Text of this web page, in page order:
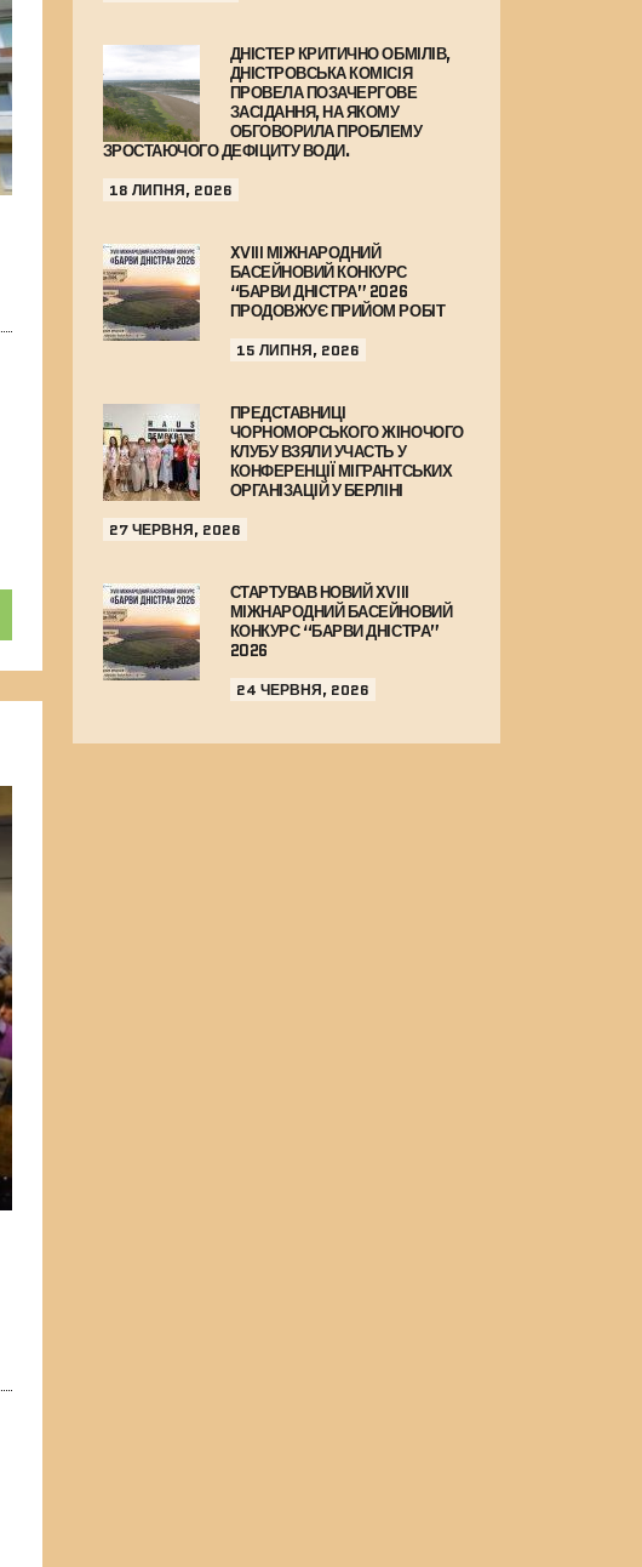
ДНІСТЕР КРИТИЧНО ОБМІЛІВ,
ДНІСТРОВСЬКА КОМІСІЯ
ПРОВЕЛА ПОЗАЧЕРГОВЕ
ЗАСІДАННЯ, НА ЯКОМУ
ОБГОВОРИЛА ПРОБЛЕМУ
ЗРОСТАЮЧОГО ДЕФІЦИТУ ВОДИ.
18 ЛИПНЯ, 2026
XVIII МІЖНАРОДНИЙ
БАСЕЙНОВИЙ КОНКУРС
“БАРВИ ДНІСТРА” 2026
ПРОДОВЖУЄ ПРИЙОМ РОБІТ
15 ЛИПНЯ, 2026
ПРЕДСТАВНИЦІ
ЧОРНОМОРСЬКОГО ЖІНОЧОГО
КЛУБУ ВЗЯЛИ УЧАСТЬ У
КОНФЕРЕНЦІЇ МІГРАНТСЬКИХ
ОРГАНІЗАЦІЙ У БЕРЛІНІ
27 ЧЕРВНЯ, 2026
СТАРТУВАВ НОВИЙ XVIII
МІЖНАРОДНИЙ БАСЕЙНОВИЙ
КОНКУРС “БАРВИ ДНІСТРА”
2026
24 ЧЕРВНЯ, 2026